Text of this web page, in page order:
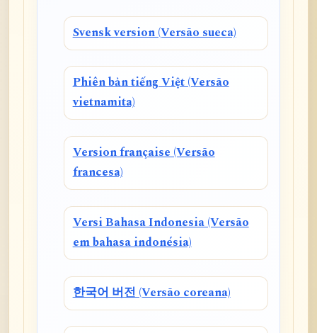
Svensk version (Versão sueca)
Phiên bản tiếng Việt (Versão
vietnamita)
Version française (Versão
francesa)
Versi Bahasa Indonesia (Versão
em bahasa indonésia)
한국어 버전 (Versão coreana)